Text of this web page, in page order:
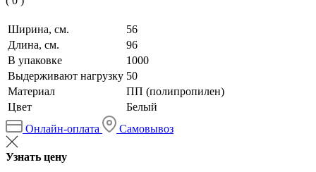
Ширина, см.
56
Длина, см.
96
В упаковке
1000
Выдерживают нагрузку 50
Материал
ПП (полипропилен)
Цвет
Белый
Онлайн-оплата
Самовывоз
Узнать цену